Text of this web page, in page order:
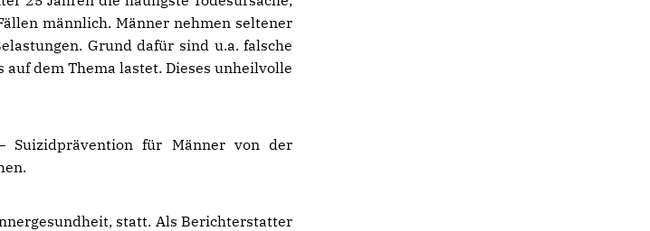
männlich. Männer nehmen seltener
Grund dafür sind u.a. falsche
auf dem Thema lastet. Dieses unheilvolle
Suizidprävention für Männer von der
statt. Als Berichterstatter